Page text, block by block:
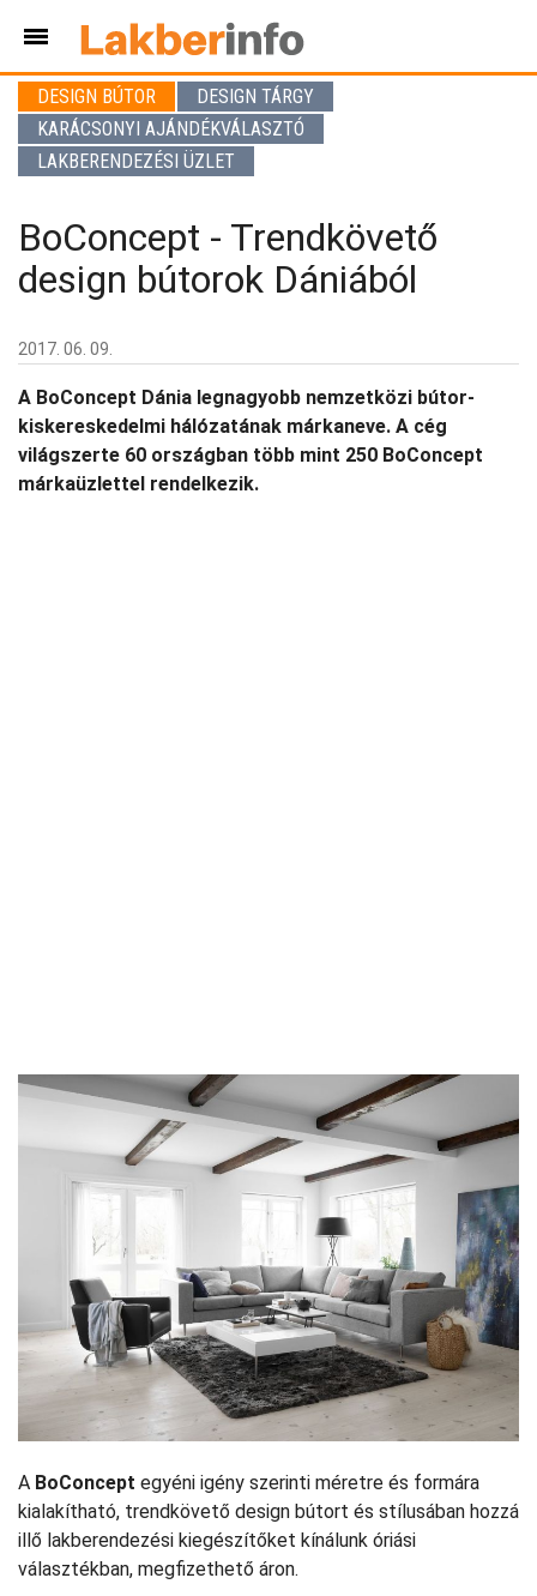
DESIGN BÚTOR
DESIGN TÁRGY
KARÁCSONYI AJÁNDÉKVÁLASZTÓ
LAKBERENDEZÉSI ÜZLET
BoConcept - Trendkövető
design bútorok Dániából
2017. 06. 09.
A BoConcept Dánia legnagyobb nemzetközi bútor-
kiskereskedelmi hálózatának márkaneve. A cég
világszerte 60 országban több mint 250 BoConcept
márkaüzlettel rendelkezik.
A BoConcept egyéni igény szerinti méretre és formára
kialakítható, trendkövető design bútort és stílusában hozzá
illő lakberendezési kiegészítőket kínálunk óriási
választékban, megfizethető áron.